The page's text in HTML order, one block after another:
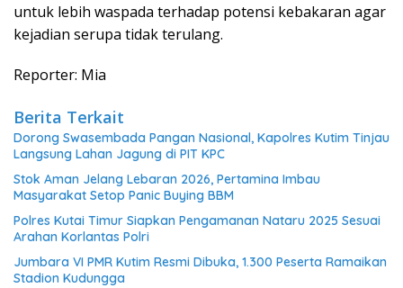
untuk lebih waspada terhadap potensi kebakaran agar
kejadian serupa tidak terulang.
Reporter: Mia
Berita Terkait
Dorong Swasembada Pangan Nasional, Kapolres Kutim Tinjau
Langsung Lahan Jagung di PIT KPC
Stok Aman Jelang Lebaran 2026, Pertamina Imbau
Masyarakat Setop Panic Buying BBM
Polres Kutai Timur Siapkan Pengamanan Nataru 2025 Sesuai
Arahan Korlantas Polri
Jumbara VI PMR Kutim Resmi Dibuka, 1.300 Peserta Ramaikan
Stadion Kudungga